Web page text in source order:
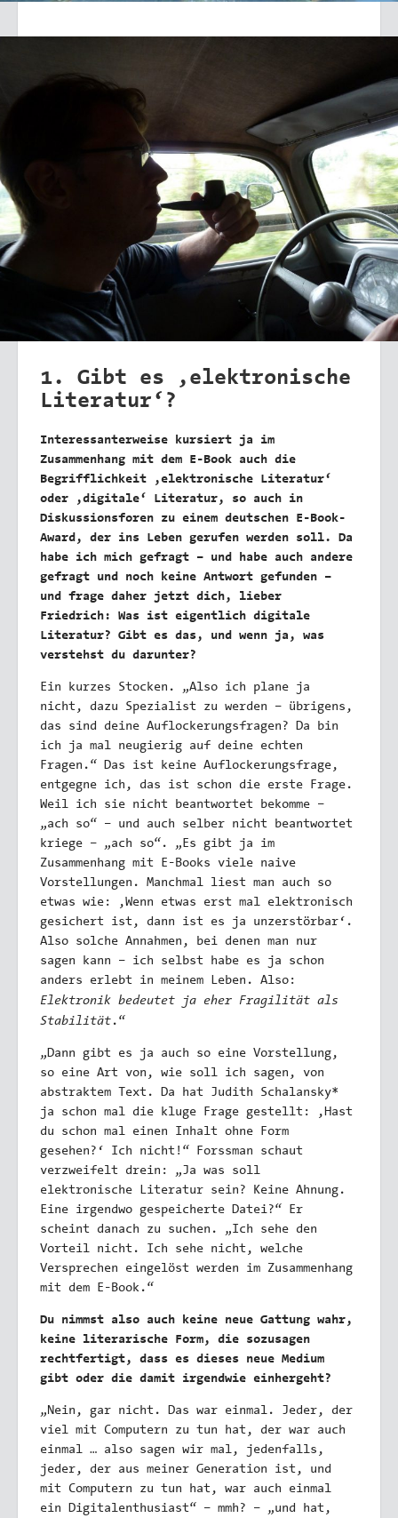
1. Gibt es ,elektronische
Literatur‘?
Interessanterweise kursiert ja im
Zusammenhang mit dem E-Book auch die
Begrifflichkeit ,elektronische Literatur‘
oder ,digitale‘ Literatur, so auch in
Diskussionsforen zu einem deutschen E-Book-
Award, der ins Leben gerufen werden soll. Da
habe ich mich gefragt – und habe auch andere
gefragt und noch keine Antwort gefunden –
und frage daher jetzt dich, lieber
Friedrich: Was ist eigentlich digitale
Literatur? Gibt es das, und wenn ja, was
verstehst du darunter?
Ein kurzes Stocken. „Also ich plane ja
nicht, dazu Spezialist zu werden – übrigens,
das sind deine Auflockerungsfragen? Da bin
ich ja mal neugierig auf deine echten
Fragen.“ Das ist keine Auflockerungsfrage,
entgegne ich, das ist schon die erste Frage.
Weil ich sie nicht beantwortet bekomme –
„ach so“ – und auch selber nicht beantwortet
kriege – „ach so“. „Es gibt ja im
Zusammenhang mit E-Books viele naive
Vorstellungen. Manchmal liest man auch so
etwas wie: ,Wenn etwas erst mal elektronisch
gesichert ist, dann ist es ja unzerstörbar‘.
Also solche Annahmen, bei denen man nur
sagen kann – ich selbst habe es ja schon
anders erlebt in meinem Leben. Also:
Elektronik bedeutet ja eher Fragilität als
Stabilität .“
„Dann gibt es ja auch so eine Vorstellung,
so eine Art von, wie soll ich sagen, von
abstraktem Text. Da hat Judith Schalansky*
ja schon mal die kluge Frage gestellt: ,Hast
du schon mal einen Inhalt ohne Form
gesehen?‘ Ich nicht!“ Forssman schaut
verzweifelt drein: „Ja was soll
elektronische Literatur sein? Keine Ahnung.
Eine irgendwo gespeicherte Datei?“ Er
scheint danach zu suchen. „Ich sehe den
Vorteil nicht. Ich sehe nicht, welche
Versprechen eingelöst werden im Zusammenhang
mit dem E-Book.“
Du nimmst also auch keine neue Gattung wahr,
keine literarische Form, die sozusagen
rechtfertigt, dass es dieses neue Medium
gibt oder die damit irgendwie einhergeht?
„Nein, gar nicht. Das war einmal. Jeder, der
viel mit Computern zu tun hat, der war auch
einmal … also sagen wir mal, jedenfalls,
jeder, der aus meiner Generation ist, und
mit Computern zu tun hat, war auch einmal
ein Digitalenthusiast“ – mmh? – „und hat,